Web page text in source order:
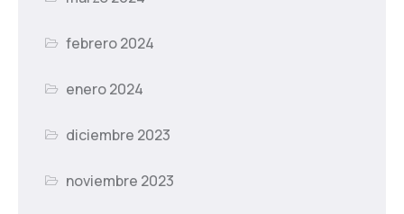
febrero 2024
enero 2024
diciembre 2023
noviembre 2023